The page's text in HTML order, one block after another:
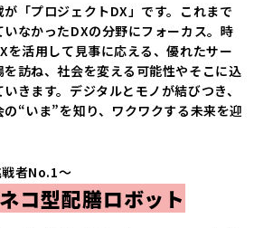
「プロジェクトDX」です。これまで
なかったDXの分野にフォーカス。時
を活用して見事に応える、優れたサー
訪ね、社会を変える可能性やそこに込
きます。デジタルとモノが結びつき、
“いま”を知り、ワクワクする未来を迎
者No.1〜
コ型配膳ロボット